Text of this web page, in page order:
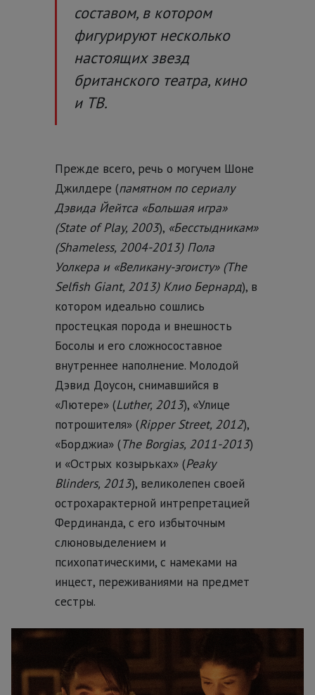
составом, в котором
фигурируют несколько
настоящих звезд
британского театра, кино
и ТВ.
Прежде всего, речь о могучем Шоне
Джилдере (памятном по сериалу
Дэвида Йейтса «Большая игра»
(State of Play, 2003), «Бесстыдникам»
(Shameless, 2004-2013) Пола
Уолкера и «Великану-эгоисту» (The
Selfish Giant, 2013) Клио Бернард), в
котором идеально сошлись
простецкая порода и внешность
Босолы и его сложносоставное
внутреннее наполнение. Молодой
Дэвид Доусон, снимавшийся в
«Лютере» (Luther, 2013), «Улице
потрошителя» (Ripper Street, 2012),
«Борджиа» (The Borgias, 2011-2013)
и «Острых козырьках» (Peaky
Blinders, 2013), великолепен своей
острохарактерной интрепретацией
Фердинанда, с его избыточным
слюновыделением и
психопатическими, с намеками на
инцест, переживаниями на предмет
сестры.